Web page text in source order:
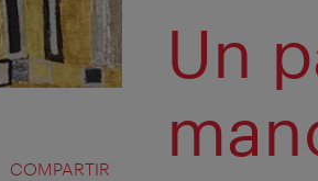
COMPARTIR
Un